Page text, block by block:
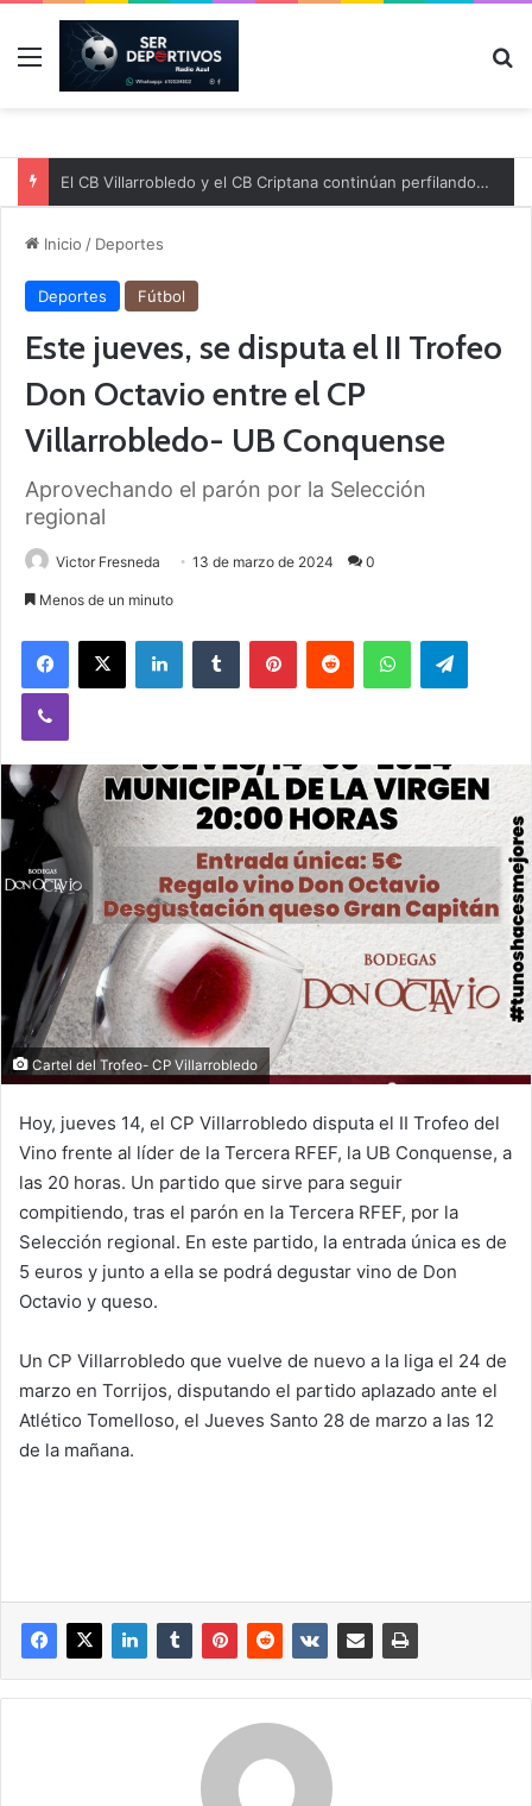
Menú
El CB Villarrobledo y el CB Criptana continúan perfilando sus plantillas
Inicio / Deportes
Deportes Fútbol
Este jueves, se disputa el II Trofeo
Don Octavio entre el CP
Villarrobledo- UB Conquense
Aprovechando el parón por la Selección
regional
Victor Fresneda 13 de marzo de 2024 0
Menos de un minuto
Cartel del Trofeo- CP Villarrobledo
Hoy, jueves 14, el CP Villarrobledo disputa el II Trofeo del
Vino frente al líder de la Tercera RFEF, la UB Conquense, a
las 20 horas. Un partido que sirve para seguir
compitiendo, tras el parón en la Tercera RFEF, por la
Selección regional. En este partido, la entrada única es de
5 euros y junto a ella se podrá degustar vino de Don
Octavio y queso.
Un CP Villarrobledo que vuelve de nuevo a la liga el 24 de
marzo en Torrijos, disputando el partido aplazado ante el
Atlético Tomelloso, el Jueves Santo 28 de marzo a las 12
de la mañana.